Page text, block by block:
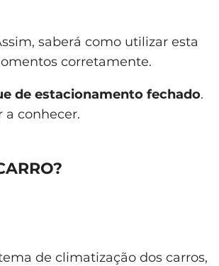
saberá como utilizar esta
corretamente.
de estacionamento fechado.
a conhecer.
de climatização dos carros,